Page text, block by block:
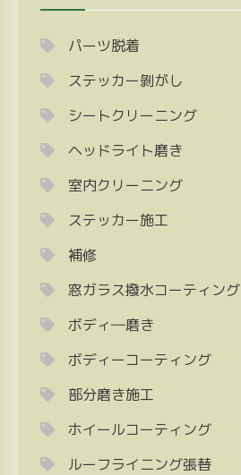
パーツ脱着
ステッカー剝がし
シートクリーニング
ヘッドライト磨き
室内クリーニング
ステッカー施工
補修
窓ガラス撥水コーティング
ボディ―磨き
ボディーコーティング
部分磨き施工
ホイールコーティング
ルーフライニング張替